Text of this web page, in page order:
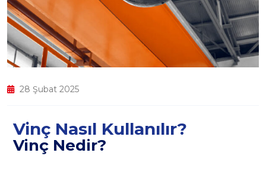
28 Şubat 2025
Vinç Nasıl Kullanılır?
Vinç Nedir?